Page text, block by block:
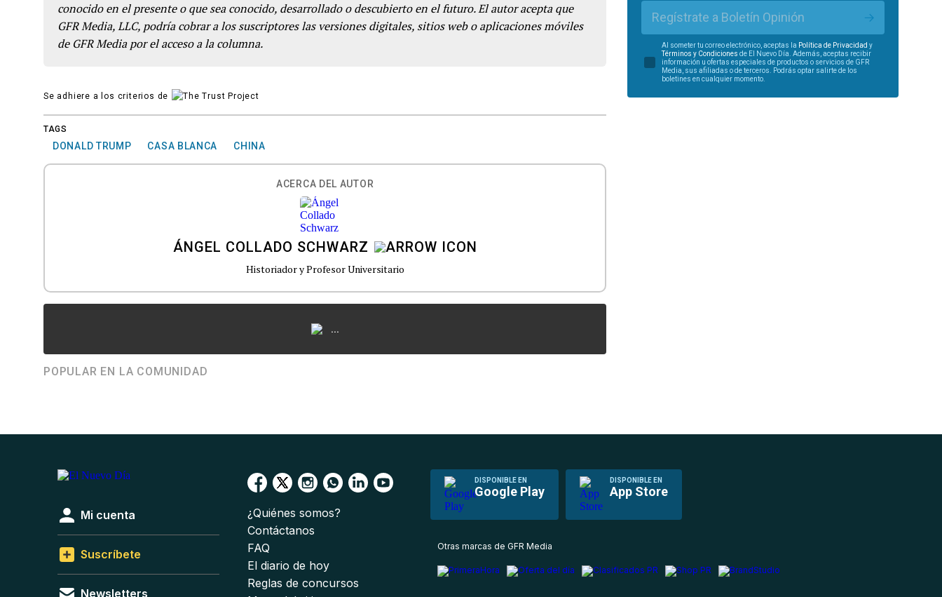
conocido en el presente o que sea conocido, desarrollado o descubierto en el futuro. El autor acepta que
GFR Media, LLC, podría cobrar a los suscriptores las versiones digitales, sitios web o aplicaciones móviles
de GFR Media por el acceso a la columna.
Se adhiere a los criterios de
TAGS
DONALD TRUMP CASA BLANCA CHINA
ACERCA DEL AUTOR
ÁNGEL COLLADO SCHWARZ
Historiador y Profesor Universitario
...
POPULAR EN LA COMUNIDAD
Regístrate a Boletín Opinión
Al someter tu correo electrónico, aceptas la Política de Privacidad y
Términos y Condiciones de El Nuevo Día. Además, aceptas recibir
información u ofertas especiales de productos o servicios de GFR
Media, sus afiliadas o de terceros. Podrás optar salirte de los
boletines en cualquier momento.
DISPONIBLE EN
Google Play
DISPONIBLE EN
App Store
Mi cuenta
Suscríbete
Newsletters
¿Quiénes somos?
Contáctanos
FAQ
El diario de hoy
Reglas de concursos
Otras marcas de GFR Media